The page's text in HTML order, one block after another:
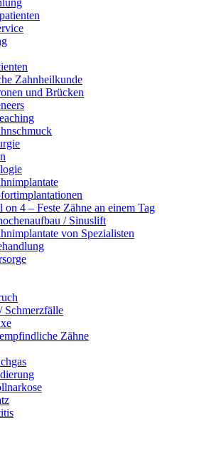
Zahnheilkunde
und Brücken
on 4 – Feste Zähne an einem Tag
/ Sinuslift
von Spezialisten
Schmerzfälle
Zähne